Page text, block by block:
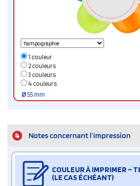
1 couleur
2 couleurs
3 couleurs
4 couleurs
Ø55 mm
4 Notes concernant l’impression
COULEUR À IMPRIMER –
(LE CAS ÉCHÉANT)